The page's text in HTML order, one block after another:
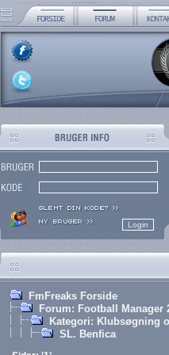
FmFreaks Forside
Forum: Football Manager
Kategori: Klubsøgning
SL. Benfica